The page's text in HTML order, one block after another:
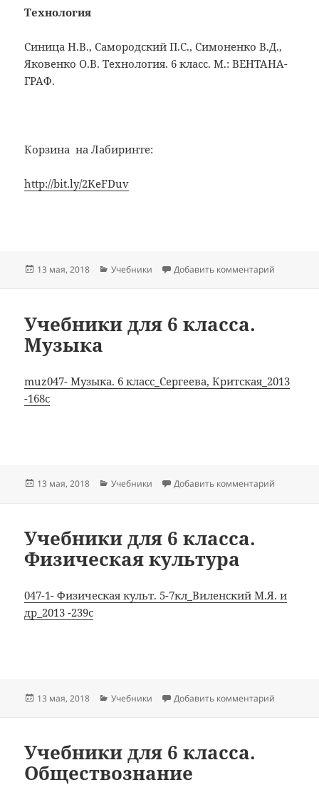
Технология
Синица Н.В., Самородский П.С., Симоненко В.Д.,
Яковенко О.В. Технология. 6 класс. М.: ВЕНТАНА-
ГРАФ.
Корзина на Лабиринте:
http://bit.ly/2KeFDuv
Опубликовано
13 мая, 2018 Рубрики
Учебники Добавить комментарий
Учебники для 6 класса.
Музыка
muz047- Музыка. 6 класс_Сергеева, Критская_2013
-168с
Опубликовано
13 мая, 2018 Рубрики
Учебники Добавить комментарий
Учебники для 6 класса.
Физическая культура
047-1- Физическая культ. 5-7кл_Виленский М.Я. и
др_2013 -239с
Опубликовано
13 мая, 2018 Рубрики
Учебники Добавить комментарий
Учебники для 6 класса.
Обществознание